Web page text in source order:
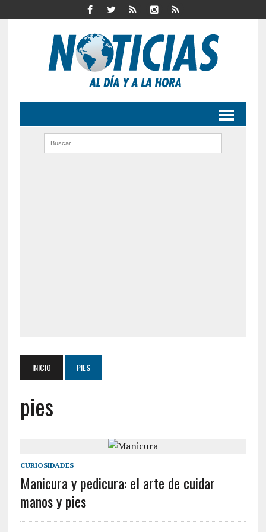
INICIO PIES
pies
CURIOSIDADES
Manicura y pedicura: el arte de cuidar
manos y pies